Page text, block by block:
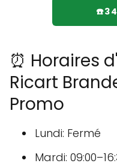
⏰ Horaires
Ricart
Promo
Lundi: Fermé
Mardi: